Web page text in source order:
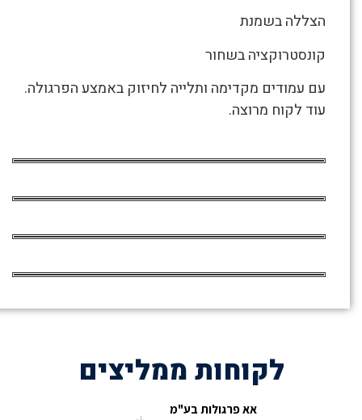
אלומיניום
בשני
צבעים
בלוג
אלי
אתא
הצללה בשמנת
קונסטרוקציה בשחור
עם עמודים מקדימה ותלייה לחיזוק באמצע הפרגולה.
עוד לקוח מרוצה.
לקוחות ממליצים
אא פרגולות בע"מ